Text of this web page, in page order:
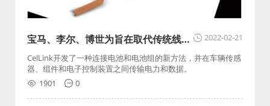
2022-02-21
宝马、李尔、博世为旨在取代传统线束
的初创公司资助2.5亿美元
CelLink开发了一种连接电池和电池组的新方法，并在车辆传感
器、组件和电子控制装置之间传输电力和数据。
1901
0